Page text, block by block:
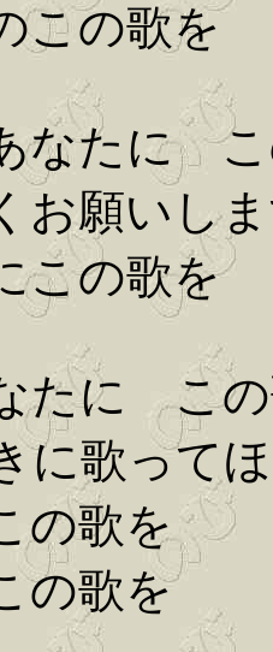
この歌を
なたに
お願いし
この歌を
たに こ
に歌って
の歌を
の歌を